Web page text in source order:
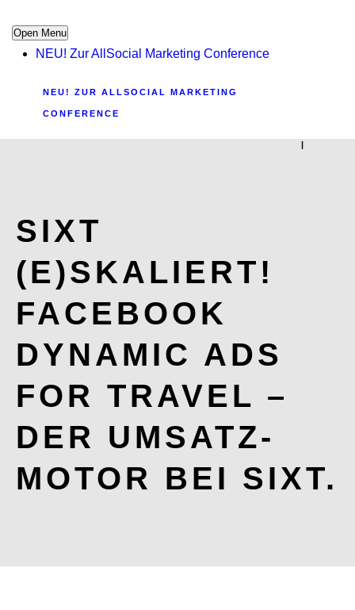
Open Menu
NEU! Zur AllSocial Marketing Conference
NEU! ZUR ALLSOCIAL MARKETING
CONFERENCE
|
SIXT
(E)SKALIERT!
FACEBOOK
DYNAMIC ADS
FOR TRAVEL –
DER UMSATZ-
MOTOR BEI SIXT.